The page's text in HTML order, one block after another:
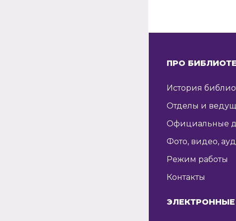
ПРО
История
Отделы и
Официальные
Фото, видео,
Режим работы
Контакты